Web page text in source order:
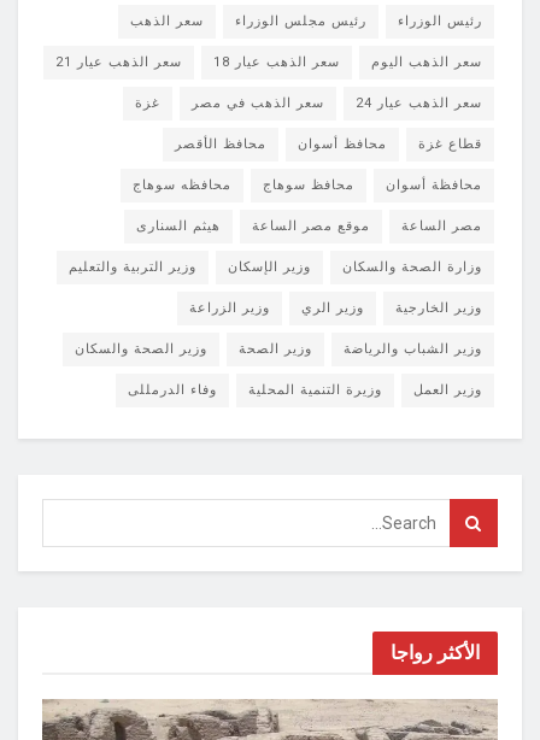
رئيس الوزراء رئيس مجلس الوزراء سعر الذهب
سعر الذهب اليوم سعر الذهب عيار 18 سعر الذهب عيار 21
سعر الذهب عيار 24 سعر الذهب في مصر غزة
قطاع غزة محافظ أسوان محافظ الأقصر
محافظة أسوان محافظ سوهاج محافظه سوهاج
مصر الساعة موقع مصر الساعة هيثم السنارى
وزارة الصحة والسكان وزير الإسكان وزير التربية والتعليم
وزير الخارجية وزير الري وزير الزراعة
وزير الشباب والرياضة وزير الصحة وزير الصحة والسكان
وزير العمل وزيرة التنمية المحلية وفاء الدرمللى
الأكثر رواجا